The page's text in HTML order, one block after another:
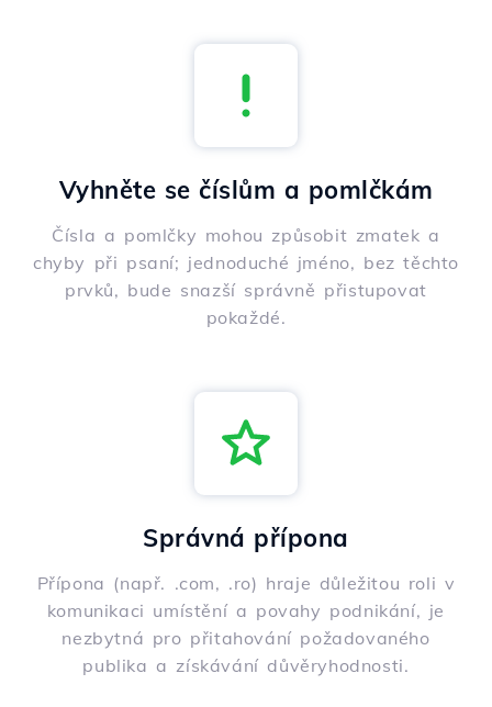
Vyhněte se číslům a pomlčkám
Čísla a pomlčky mohou způsobit zmatek a
chyby při psaní; jednoduché jméno, bez těchto
prvků, bude snazší správně přistupovat
pokaždé.
Správná přípona
Přípona (např. .com, .ro) hraje důležitou roli v
komunikaci umístění a povahy podnikání, je
nezbytná pro přitahování požadovaného
publika a získávání důvěryhodnosti.